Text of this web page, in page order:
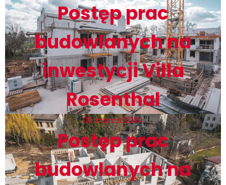
Postęp prac
budowlanych na
inwestycji Villa
Rosenthal
06 marca 2024
Postęp prac
budowlanych na